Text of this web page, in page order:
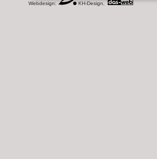
Webdesign: KH-Design,